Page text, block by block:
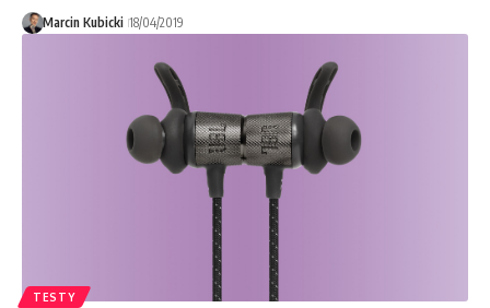
Marcin Kubicki 18/04/2019
TESTY